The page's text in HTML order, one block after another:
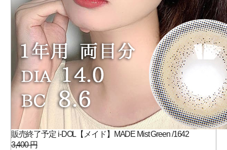
販売終了予定 i-DOL【メイド】MADE Mist Green /1642
3,400 円